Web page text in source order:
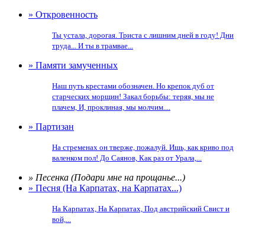
» Откровенность
Ты устала, дорогая. Триста с лишним дней в году! Дни
труда... И ты в трамвае...
» Памяти замученных
Наш путь крестами обозначен. Но крепок дуб от
старческих морщин! Закал борьбы: теряя, мы не
плачем, И, проклиная, мы молчим....
» Партизан
На стременах он тверже, пожалуй. Ишь, как криво под
валенком пол! До Саянов, Как раз от Урала,...
» Песенка (Подари мне на прощанье...)
» Песня (На Карпатах, на Карпатах...)
На Карпатах, На Карпатах, Под австрийский Свист и
вой,...